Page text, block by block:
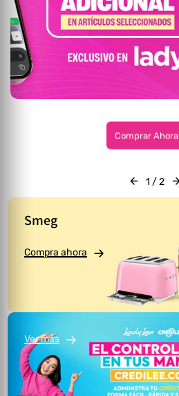
Comprar Ahora
1 /2
Smeg
Compra ahora
Ver más